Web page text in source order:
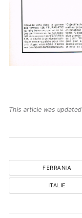
This article was
FERRANIA
ITALIE